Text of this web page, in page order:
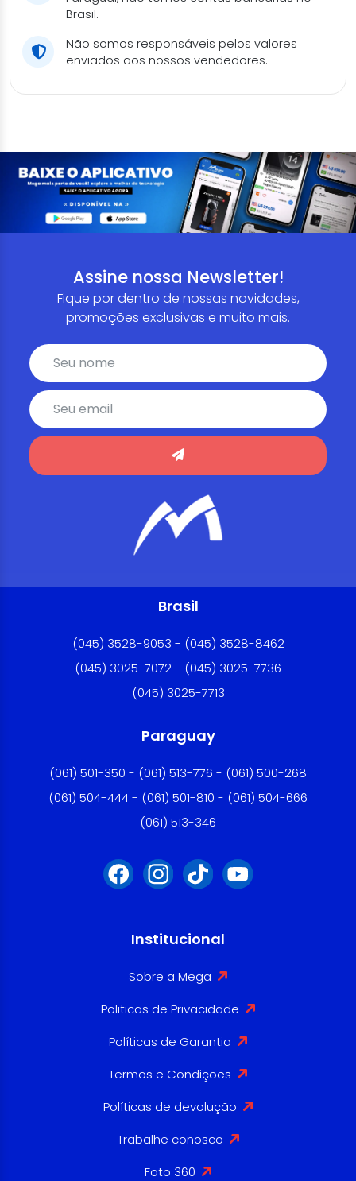
Brasil.
Não somos responsáveis pelos valores
enviados aos nossos vendedores.
Assine nossa Newsletter!
Fique por dentro de nossas novidades,
promoções exclusivas e muito mais.
Brasil
(045) 3528-9053 - (045) 3528-8462
(045) 3025-7072 - (045) 3025-7736
(045) 3025-7713
Paraguay
(061) 501-350 - (061) 513-776 - (061) 500-268
(061) 504-444 - (061) 501-810 - (061) 504-666
(061) 513-346
Institucional
Sobre a Mega
Politicas de Privacidade
Políticas de Garantia
Termos e Condições
Políticas de devolução
Trabalhe conosco
Foto 360